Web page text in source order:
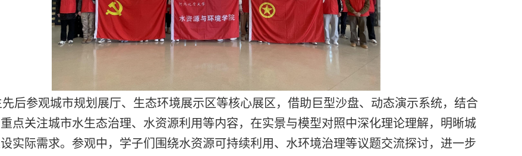
先后参观城市规划展厅、生态环境展示区等核心展区，借助巨型沙盘、动态演示系统，结合
点关注城市水生态治理、水资源利用等内容，在实景与模型对照中深化理论理解，明晰城
实际需求。参观中，学子们围绕水资源可持续利用、水环境治理等议题交流探讨，进一步